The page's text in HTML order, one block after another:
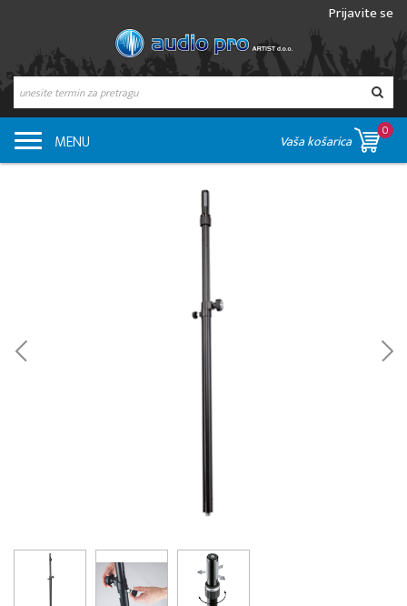
Prijavite se
MENU Vaša košarica
0